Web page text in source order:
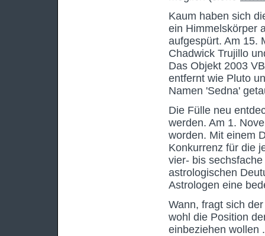
Kaum haben sich
ein Himmelskörper
aufgespürt. Am 15.
Chadwick Trujillo
Das Objekt 2003
entfernt wie Pluto
Namen 'Sedna'
Die Fülle neu
werden. Am 1.
worden. Mit einem
Konkurrenz für die
vier- bis
astrologischen
Astrologen eine
Wann, fragt sich
wohl die Position
einbeziehen wollen